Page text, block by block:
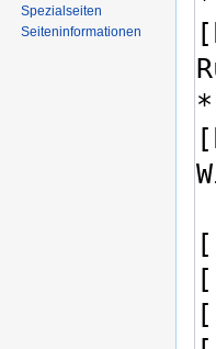
Spezialseiten
Seiten­informationen